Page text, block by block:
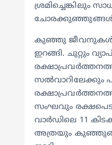
ശ്രമിച്ചെങ്കിലും
കുഞ്ഞു ജീവനുകള്‍
ഇറങ്ങി. ചുറ്റും
സല്‍വാറിലേക്കും
സംഘവും
വാര്‍ഡിലെ 11
അത്രയും